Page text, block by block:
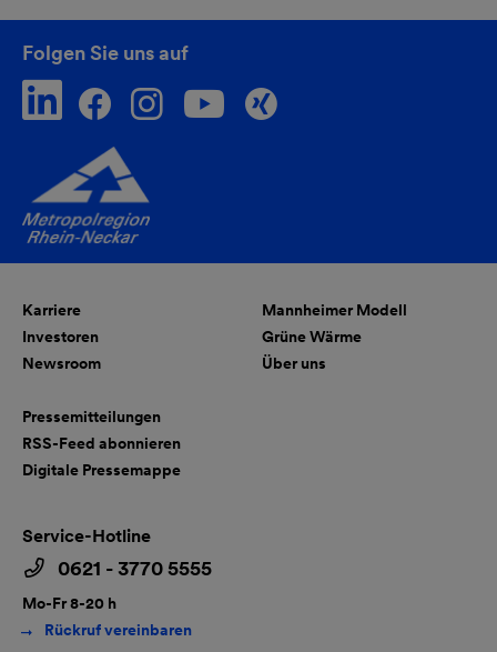
Folgen Sie uns auf
Karriere
Investoren
Newsroom
Mannheimer Modell
Grüne Wärme
Über uns
Pressemitteilungen
RSS-Feed abonnieren
Digitale Pressemappe
Service-Hotline
0621 - 3770 5555
Mo-Fr 8-20 h
Rückruf vereinbaren